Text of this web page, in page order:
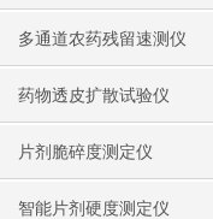
多通道农药残留速测仪
药物透皮扩散试验仪
片剂脆碎度测定仪
智能片剂硬度测定仪